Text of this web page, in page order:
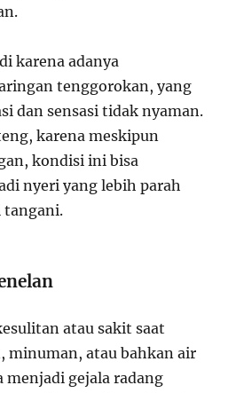
karena adanya
tenggorokan, yang
dan sensasi tidak nyaman.
karena meskipun
kondisi ini bisa
nyeri yang lebih parah
tangani.
atau sakit saat
minuman, atau bahkan air
gejala radang